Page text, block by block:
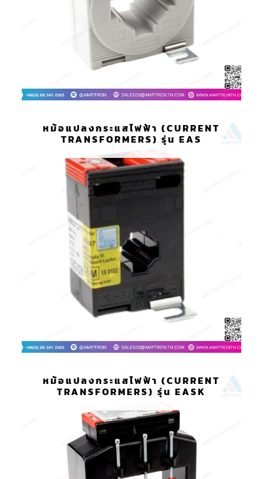
หม้อแปลงกระแสไฟฟ้า (CURRENT
TRANSFORMERS) รุ่น EAS
หม้อแปลงกระแสไฟฟ้า (CURRENT
TRANSFORMERS) รุ่น EASK